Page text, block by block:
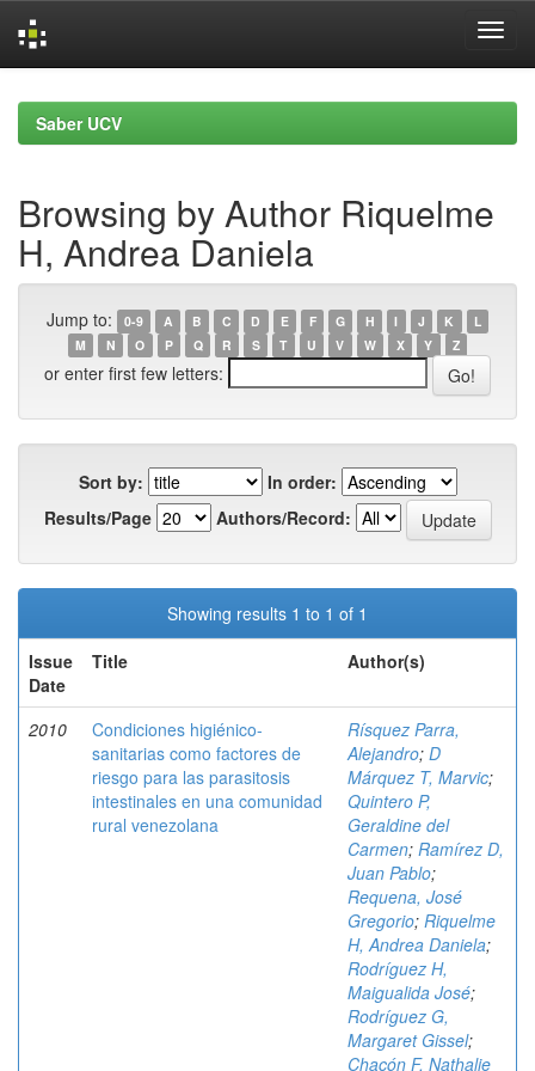
navigationSaber UCV
Browsing by Author Riquelme
H, Andrea Daniela
Jump to: 0-9 A B C D E F G H I J K
L
M
N O P Q R S T U V W X Y Z
or enter first few letters:
Sort by:
In order:
Results/Page
Authors/Record:
Showing results 1 to 1 of 1
Issue
Date
Title Author(s)
2010
Condiciones higiénico-
sanitarias como factores de
riesgo para las parasitosis
intestinales en una comunidad
rural venezolana
Rísquez Parra,
Alejandro; D
Márquez T, Marvic;
Quintero P,
Geraldine del
Carmen; Ramírez D,
Juan Pablo;
Requena, José
Gregorio; Riquelme
H, Andrea Daniela;
Rodríguez H,
Maigualida José;
Rodríguez G,
Margaret Gissel;
Chacón F, Nathalie